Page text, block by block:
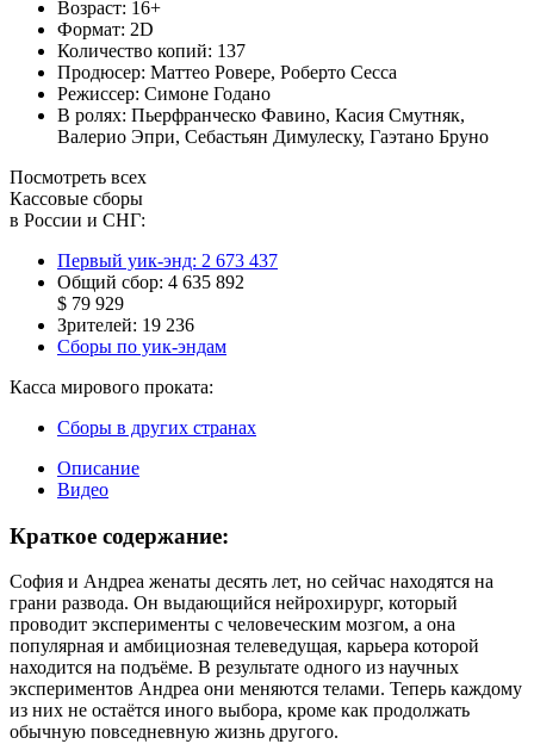
Возраст: 16+
Формат: 2D
Количество копий: 137
Продюсер: Маттео Ровере, Роберто Сесса
Режиссер: Симоне Годано
В ролях: Пьерфранческо Фавино, Касия Смутняк,
Валерио Эпри, Себастьян Димулеску, Гаэтано Бруно
Посмотреть всех
Кассовые сборы
в России и СНГ:
Первый уик-энд: 2 673 437
Общий сбор: 4 635 892
$ 79 929
Зрителей: 19 236
Сборы по уик-эндам
Касса мирового проката:
Сборы в других странах
Описание
Видео
Краткое содержание:
София и Андреа женаты десять лет, но сейчас находятся на
грани развода. Он выдающийся нейрохирург, который
проводит эксперименты с человеческим мозгом, а она
популярная и амбициозная телеведущая, карьера которой
находится на подъёме. В результате одного из научных
экспериментов Андреа они меняются телами. Теперь каждому
из них не остаётся иного выбора, кроме как продолжать
обычную повседневную жизнь другого.